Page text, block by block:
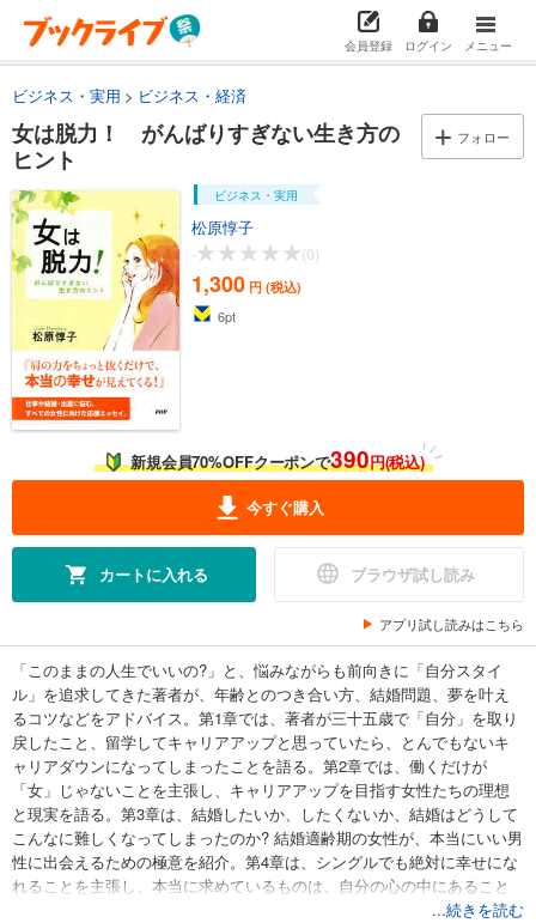
会員登録 ログイン メニュー
ビジネス・実用 ビジネス・経済
女は脱力！ がんばりすぎない生き方の
ヒント
フォロー
ビジネス・実用
松原惇子
-
(0)
1,300 円 (税込)
6pt
新規会員70%OFFクーポンで390円(税込)
今すぐ購入
カートに入れる ブラウザ試し読み
アプリ試し読みはこちら
「このままの人生でいいの?」と、悩みながらも前向きに「自分スタイ
ル」を追求してきた著者が、年齢とのつき合い方、結婚問題、夢を叶え
るコツなどをアドバイス。第1章では、著者が三十五歳で「自分」を取り
戻したこと、留学してキャリアアップと思っていたら、とんでもないキ
ャリアダウンになってしまったことを語る。第2章では、働くだけが
「女」じゃないことを主張し、キャリアアップを目指す女性たちの理想
と現実を語る。第3章は、結婚したいか、したくないか、結婚はどうして
こんなに難しくなってしまったのか? 結婚適齢期の女性が、本当にいい男
性に出会えるための極意を紹介。第4章は、シングルでも絶対に幸せにな
れることを主張し、本当に求めているものは、自分の心の中にあること
を気づかせてくれている。肩の力をちょっと抜くだけで、本当の幸せが
...続きを読む